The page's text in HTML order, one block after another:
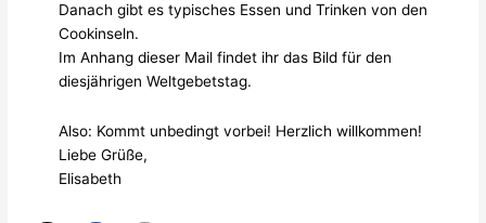
Danach gibt es typisches Essen und Trinken von den
Cookinseln.
Im Anhang dieser Mail findet ihr das Bild für den
diesjährigen Weltgebetstag.
Also: Kommt unbedingt vorbei! Herzlich willkommen!
Liebe Grüße,
Elisabeth